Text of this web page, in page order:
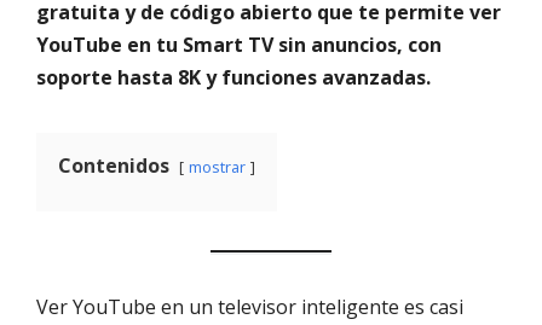
gratuita y de código abierto que te permite ver
YouTube en tu Smart TV sin anuncios, con
soporte hasta 8K y funciones avanzadas.
Contenidos mostrar
Ver YouTube en un televisor inteligente es casi